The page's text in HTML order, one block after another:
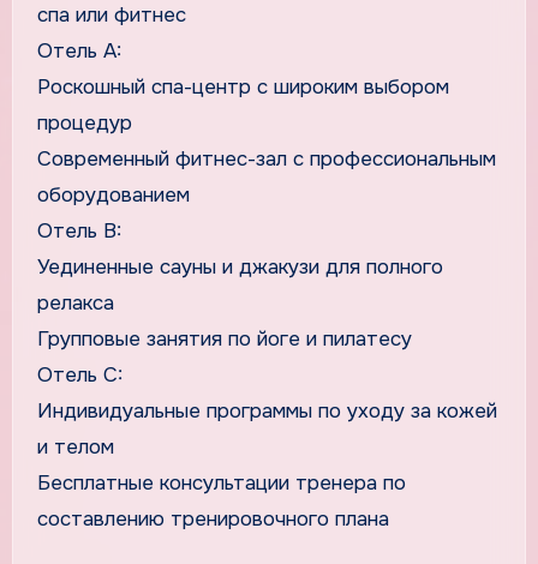
спа или фитнес
Отель A:
Роскошный спа-центр с широким выбором
процедур
Современный фитнес-зал с профессиональным
оборудованием
Отель B:
Уединенные сауны и джакузи для полного
релакса
Групповые занятия по йоге и пилатесу
Отель C:
Индивидуальные программы по уходу за кожей
и телом
Бесплатные консультации тренера по
составлению тренировочного плана